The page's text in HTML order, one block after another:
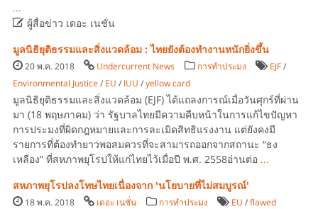
...
ผู้สื่อข่าว เดอะ เนชั่น
มูลนิธิยุติธรรมและสิ่งแวดล้อม : ไทยยังต้องทำงานหนักยิ่งขึ้น
20 พ.ค. 2018 Undercurrent News การทำประมง EJF/
Environmental Justice / EU / IUU /yellow card
มูลนิธิยุติธรรมและสิ่งแวดล้อม (EJF) ได้แถลงการณ์เมื่อวันศุกร์ที่ผ่าน
มา (18 พฤษภาคม) ว่า รัฐบาลไทยมีความคืบหน้าในการแก้ไขปัญหา
การประมงที่ผิดกฎหมายและการละเมิดสิทธิแรงงาน แต่ยังคงมี
รายการที่ต้องทำยาวพอสมควรที่จะสามารถออกจากสถานะ “ธง
เหลือง” ที่สหภาพยุโรปให้แก่ไทยไว้เมื่อปี พ.ศ. 2558อ่านต่อ ...
สหภาพยุโรปลงโทษไทยเนื่องจาก 'นโยบายที่ไม่สมบูรณ์'
18 พ.ค. 2018 เดอะ เนชั่น การทำประมง EU /flawed